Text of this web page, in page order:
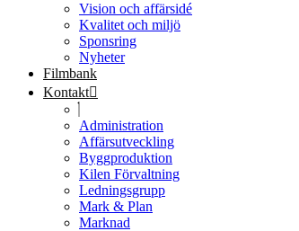
Vision och affärsidé
Kvalitet och miljö
Sponsring
Nyheter
Filmbank
Kontakt
Administration
Affärsutveckling
Byggproduktion
Kilen Förvaltning
Ledningsgrupp
Mark & Plan
Marknad